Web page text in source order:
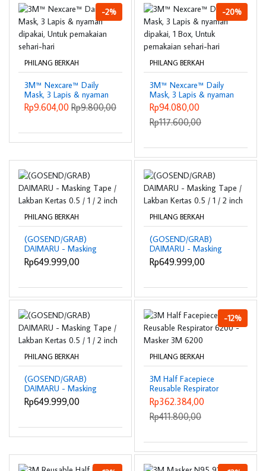
-2%
PHILANG BERKAH
3M™ Nexcare™ Daily
Mask, 3 Lapis & nyaman
dipakai, Untuk
pemakaian sehari-hari
Rp9.604,00 Rp9.800,00
-20%
PHILANG BERKAH
3M™ Nexcare™ Daily
Mask, 3 Lapis & nyaman
dipakai, 1 Box, Untuk
pemakaian sehari-hari
Rp94.080,00
Rp117.600,00
PHILANG BERKAH
(GOSEND/GRAB)
DAIMARU - Masking
Tape / Lakban Kertas
0.5 / 1 / 2 inch
Rp649.999,00
PHILANG BERKAH
(GOSEND/GRAB)
DAIMARU - Masking
Tape / Lakban Kertas
0.5 / 1 / 2 inch
Rp649.999,00
PHILANG BERKAH
(GOSEND/GRAB)
DAIMARU - Masking
Tape / Lakban Kertas
0.5 / 1 / 2 inch
Rp649.999,00
-12%
PHILANG BERKAH
3M Half Facepiece
Reusable Respirator
6200 - Masker 3M 6200
Rp362.384,00
Rp411.800,00